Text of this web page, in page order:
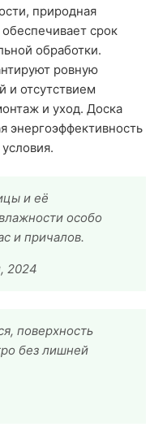
природная
срок
обработки.
ровную
и отсутствием
и уход. Доска
энергоэффективность
и её
особо
и причалов.
2024
поверхность
без лишней